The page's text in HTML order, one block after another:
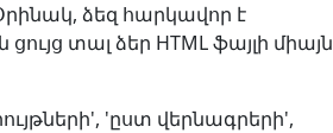
ձեզ հարկավոր է
տալ ձեր HTML ֆայլի միայն
'ըստ վերնագրերի',